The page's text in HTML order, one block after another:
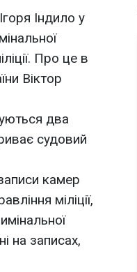
Індило у
Про це в
Віктор
два
судовий
камер
міліції,
на записах,